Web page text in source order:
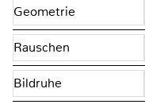
Geometrie
Rauschen
Bildruhe